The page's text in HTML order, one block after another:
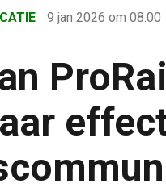
over saaie maar
9 jan 2026 om 08:00